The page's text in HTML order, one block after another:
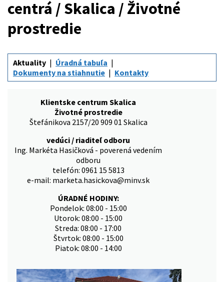
centrá / Skalica / Životné
prostredie
Aktuality
Úradná tabuľa
Dokumenty na stiahnutie
Kontakty
Klientske centrum Skalica
Životné prostredie
Štefánikova 2157/20 909 01 Skalica
vedúci / riaditeľ odboru
Ing. Markéta Hasičková - poverená vedením
odboru
telefón: 0961 15 5813
e-mail: marketa.hasickova@minv.sk
ÚRADNÉ HODINY:
Pondelok: 08:00 - 15:00
Utorok: 08:00 - 15:00
Streda: 08:00 - 17:00
Štvrtok: 08:00 - 15:00
Piatok: 08:00 - 14:00